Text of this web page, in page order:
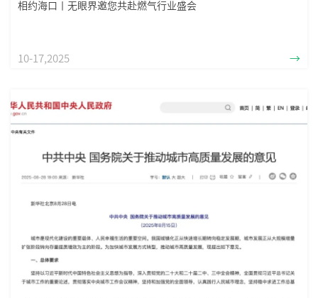
相约海口丨无眼界邀您共赴燃气行业盛会
10-17,2025 →